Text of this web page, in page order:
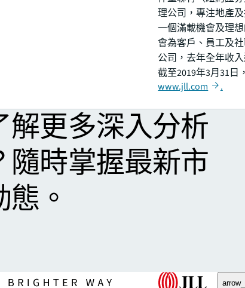
理公司，專注地產
一個滿載機會及理
會為客戶、員工及
公司，去年全年收
截至2019年3月31日
www.jll.com
.
解更多深入分析
隨時掌握最新市
。